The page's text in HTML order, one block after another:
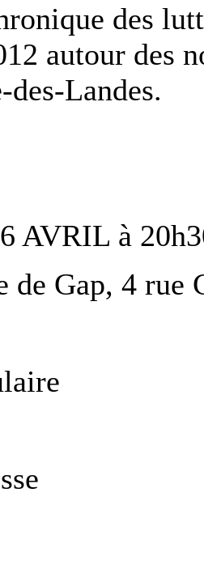
des
autour des
Landes.
AVRIL à
de Gap, 4 rue